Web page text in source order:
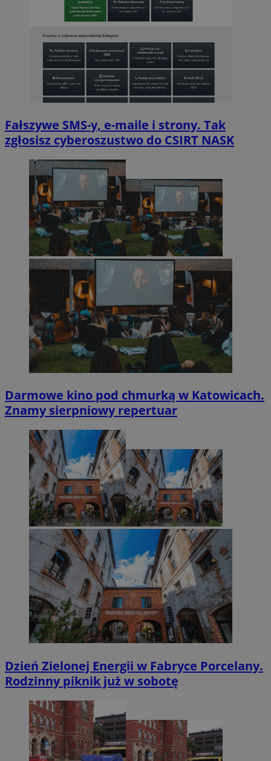
Fałszywe SMS-y, e-maile i strony. Tak
zgłosisz cyberoszustwo do CSIRT NASK
Darmowe kino pod chmurką w Katowicach.
Znamy sierpniowy repertuar
Dzień Zielonej Energii w Fabryce Porcelany.
Rodzinny piknik już w sobotę